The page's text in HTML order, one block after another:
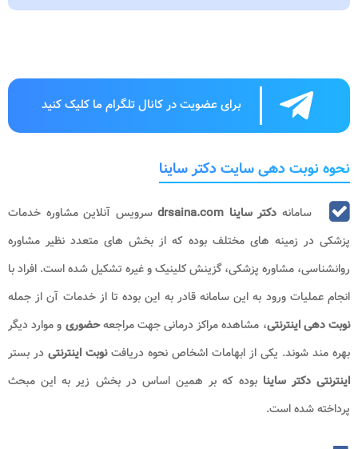
برای عضویت در کانال تلگرام ما کلیک کنید
نحوه نوبت دهی سایت دکتر ساینا
سامانه دکتر ساینا drsaina.com
سرویس آنلاین مشاوره خدمات
پزشکی در زمینه های مختلف بوده که از بخش های متعدد نظیر مشاوره
روانشناسی، مشاوره پزشکی، گزینش کلینیک و غیره تشکیل شده است. افراد با
انجام عملیات ورود به این سامانه قادر به این بوده تا از خدمات آن از جمله
نوبت دهی اینترنتی، مشاهده مراکز درمانی جهت مراجعهحضوری و موارد دیگر
بهره مند شوند. یکی از ابهامات اشخاص نحوه دریافتنوبت اینترنتی در بستر
اینترنتی دکتر ساینا بوده که بر همین اساس در بخش زیر به این مبحث
پرداخته شده است.